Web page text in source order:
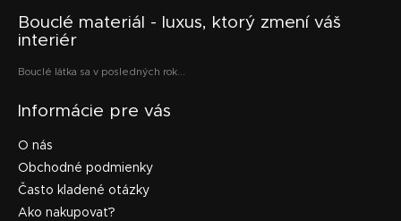
Bouclé materiál - luxus, ktorý zmení váš
interiér
Bouclé látka sa v posledných rok...
Informácie pre vás
O nás
Obchodné podmienky
Často kladené otázky
Ako nakupovať?